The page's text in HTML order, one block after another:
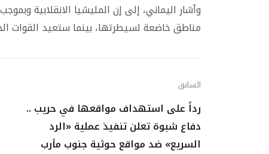
وأشار اليماني، إلى إن المليشيا الانقلابية
مناطق خاضعة لسيطرتها، بينما ستعيد القوات
السابق
رداً على استهداف مواقعها في حريب ..
دفاع شبوة تعلن تنفيذ عملية «الرد
السريع» ضد مواقع حوثية جنوب مأرب